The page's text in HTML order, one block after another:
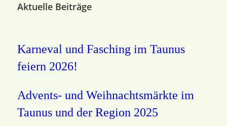
Aktuelle Beiträge
Karneval und Fasching im Taunus
feiern 2026!
Advents- und Weihnachtsmärkte im
Taunus und der Region 2025